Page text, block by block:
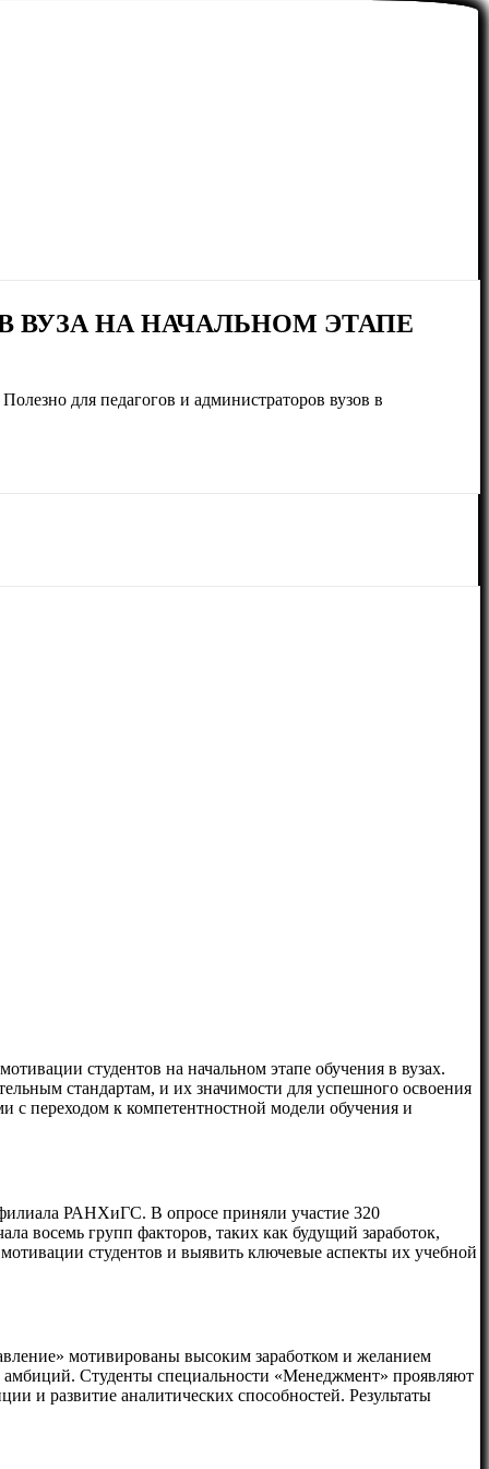
НА НАЧАЛЬНОМ ЭТАПЕ
для педагогов и администраторов вузов в
студентов на начальном этапе обучения в вузах.
стандартам, и их значимости для успешного освоения
с переходом к компетентностной модели обучения и
РАНХиГС. В опросе приняли участие 320
восемь групп факторов, таких как будущий заработок,
студентов и выявить ключевые аспекты их учебной
мотивированы высоким заработком и желанием
амбиций. Студенты специальности «Менеджмент» проявляют
и развитие аналитических способностей. Результаты